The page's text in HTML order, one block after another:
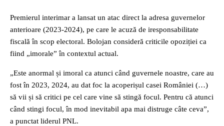
Premierul interimar a lansat un atac direct la adresa guvernelor
anterioare (2023-2024), pe care le acuză de iresponsabilitate
fiscală în scop electoral. Bolojan consideră criticile opoziției ca
fiind „imorale” în contextul actual.
„Este anormal și imoral ca atunci când guvernele noastre, care au
fost în 2023, 2024, au dat foc la acoperișul casei României (…)
să vii și să critici pe cel care vine să stingă focul. Pentru că atunci
când stingi focul, în mod inevitabil apa mai distruge câte ceva”,
a punctat liderul PNL.